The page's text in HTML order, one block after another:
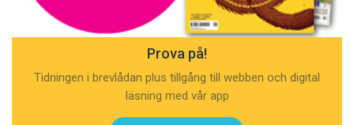
Prova på!
Tidningen i brevlådan plus tillgång till webben och digital
läsning med vår app